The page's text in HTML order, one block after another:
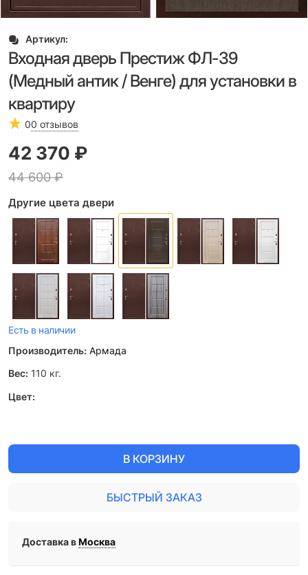
Артикул:
Входная дверь Престиж ФЛ-39
(Медный антик / Венге) для установки в
квартиру
00 отзывов
44 600 ₽
42 370 ₽
Другие цвета двери
Есть в наличии
Производитель: Армада
Вес: 110 кг.
Цвет:
В КОРЗИНУ
БЫСТРЫЙ ЗАКАЗ
Доставка вМосква